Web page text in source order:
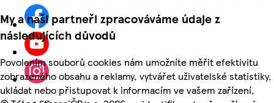
My a naši partneři zpracováváme údaje z
následujících důvodů
Povolením souborů cookies nám umožníte měřit efektivitu
zobrazeného obsahu a reklamy, vytvářet uživatelské statistiky,
ukládat nebo přistupovat k informacím ve vašem zařízení,